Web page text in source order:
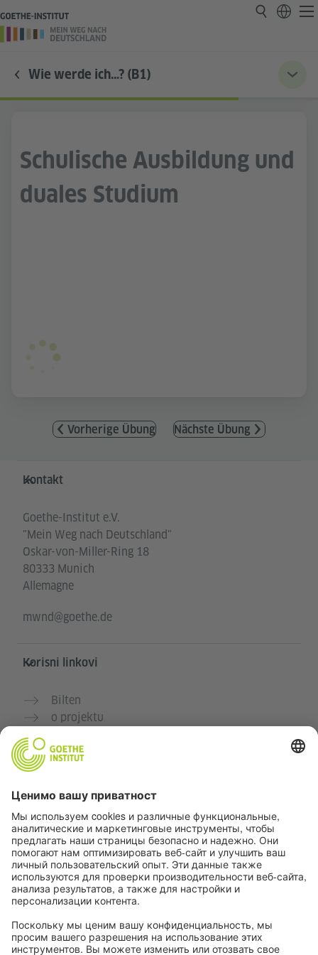
Wie werde ich…? (B1)
Schulische Ausbildung und
duales Studium
Vorherige Übung Nächste Übung
Service- und Informationsbereich
Kontakt
Goethe-Institut e.V.
"Mein Weg nach Deutschland"
Oskar-von-Miller-Ring 18
80333 Munich
Allemagne
mwnd@goethe.de
Korisni linkovi
Bilten
o projektu
Zajednica „Deutsch für dich“
Vežbajte nemački besplatno
Kurse nemačkog jezika Goethe-Instituta
Portal za nastavnike „Deutschstunde“
Privatnost i pristupačnost